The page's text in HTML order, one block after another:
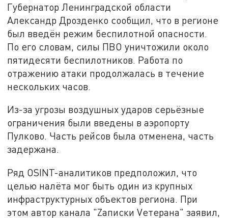
Губернатор Ленинградской области
Александр Дрозденко сообщил, что в регионе
был введён режим беспилотной опасности.
По его словам, силы ПВО уничтожили около
пятидесяти беспилотников. Работа по
отражению атаки продолжалась в течение
нескольких часов.
Из-за угрозы воздушных ударов серьёзные
ограничения были введены в аэропорту
Пулково. Часть рейсов была отменена, часть
задержана.
Ряд OSINT-аналитиков предположил, что
целью налёта мог быть один из крупных
инфраструктурных объектов региона. При
этом автор канала "Zаписки Vетерана" заявил,